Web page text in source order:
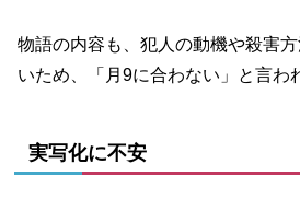
物語の内容も、犯人の動機や殺害
いため、「月9に合わない」と言わ
実写化に不安